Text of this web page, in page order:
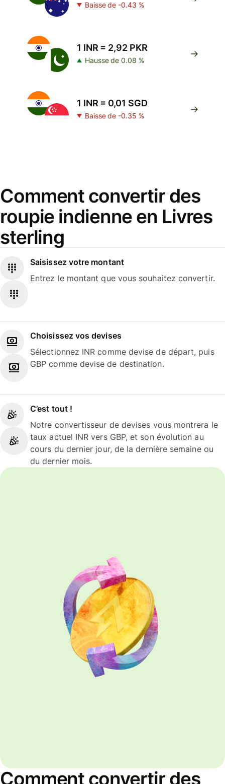
Baisse de -0.43 %
1 INR = 2,92 PKR
Hausse de 0.08 %
1 INR = 0,01 SGD
Baisse de -0.35 %
Comment convertir des
roupie indienne en Livres
sterling
Saisissez votre montant
Entrez le montant que vous souhaitez convertir.
Choisissez vos devises
Sélectionnez INR comme devise de départ, puis
GBP comme devise de destination.
C’est tout !
Notre convertisseur de devises vous montrera le
taux actuel INR vers GBP, et son évolution au
cours du dernier jour, de la dernière semaine ou
du dernier mois.
Comment convertir des